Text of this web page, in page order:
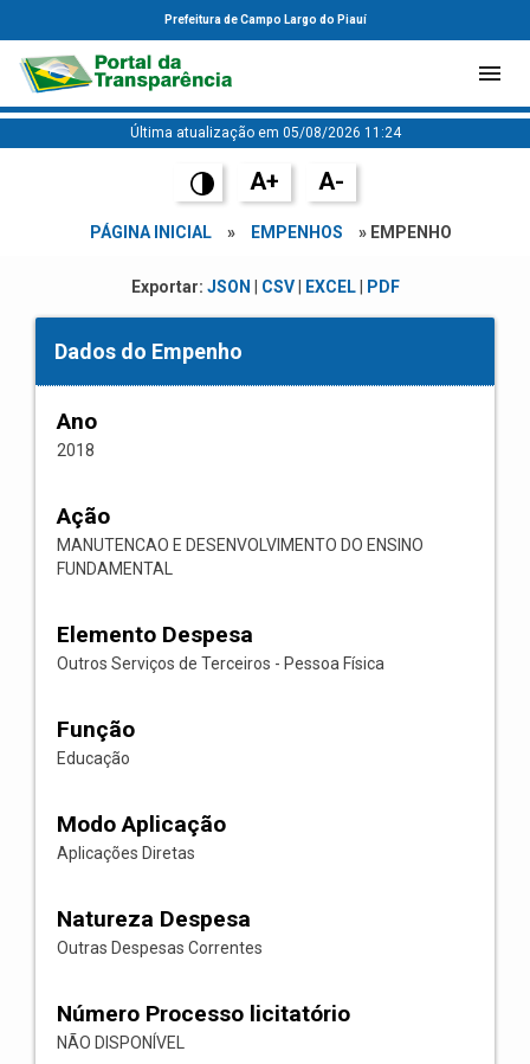
Prefeitura de Campo Largo do Piauí
Última atualização em 05/08/2026 11:24
A+ A-
PÁGINA INICIAL » EMPENHOS » EMPENHO
Exportar: JSON CSV| EXCEL| PDF
Dados do Empenho
Ano
2018
Ação
MANUTENCAO E DESENVOLVIMENTO DO ENSINO
FUNDAMENTAL
Elemento Despesa
Outros Serviços de Terceiros - Pessoa Física
Função
Educação
Modo Aplicação
Aplicações Diretas
Natureza Despesa
Outras Despesas Correntes
Número Processo licitatório
NÃO DISPONÍVEL